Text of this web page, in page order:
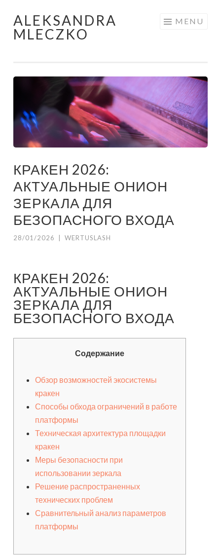
Skip to content
ALEKSANDRA
MLECZKO
MENU
КРАКЕН 2026:
АКТУАЛЬНЫЕ ОНИОН
ЗЕРКАЛА ДЛЯ
БЕЗОПАСНОГО ВХОДА
28/01/2026 WERTUSLASH
КРАКЕН 2026:
АКТУАЛЬНЫЕ ОНИОН
ЗЕРКАЛА ДЛЯ
БЕЗОПАСНОГО ВХОДА
Содержание
Обзор возможностей экосистемы
кракен
Способы обхода ограничений в работе
платформы
Техническая архитектура площадки
кракен
Меры безопасности при
использовании зеркала
Решение распространенных
технических проблем
Сравнительный анализ параметров
платформы